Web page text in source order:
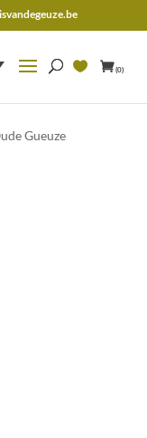
(0)
Gueuze